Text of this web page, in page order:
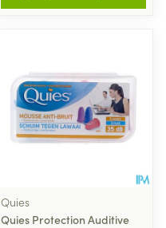
Quies
Quies Protection Auditive